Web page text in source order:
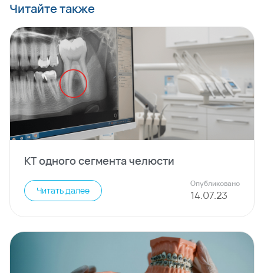
Читайте также
КТ одного сегмента челюсти
Читать далее
Опубликовано
14.07.23